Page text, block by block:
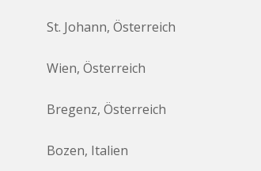
St. Johann, Österreich
Wien, Österreich
Bregenz, Österreich
Bozen, Italien